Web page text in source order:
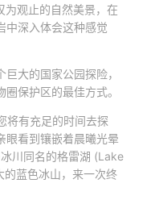
观止的自然美景，在
中深入体会这种感觉
大的国家公园探险，
保护区的最佳方式。
将有充足的时间去探
眼看到镶嵌着晨曦光晕
川同名的格雷湖 (Lake
蓝色冰山，来一次终